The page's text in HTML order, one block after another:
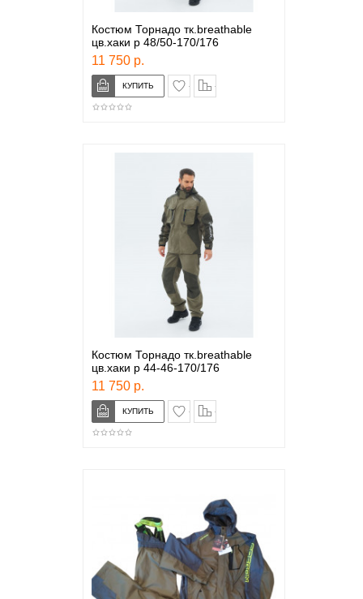
Костюм Торнадо тк.breathable
цв.хаки р 48/50-170/176
11 750 р.
в закладки
Костюм Торнадо тк.breathable
цв.хаки р 44-46-170/176
11 750 р.
в закладки